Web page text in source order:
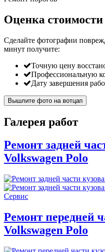
Оценка
Сделайте фотографии
минут получите:
Точную цену
Профессиональную
Дату завершения
Вышлите фото на вотцап
Галерея работ
Ремонт задней
Volkswagen Polo
Ремонт передней
Volkswagen Polo